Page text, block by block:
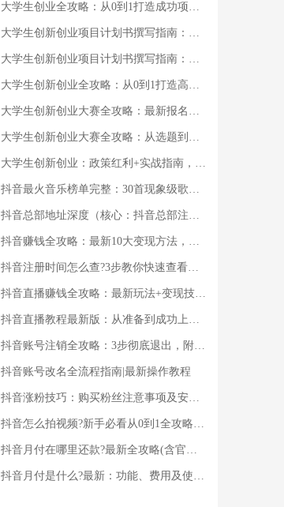
大学生创业全攻略：从0到1打造成功项目的7个步骤+政策补贴+真实案例
大学生创新创业项目计划书撰写指南：从选题到落地的全流程
大学生创新创业项目计划书撰写指南：从0到1保姆级教程及20个成功案例
大学生创新创业全攻略：从0到1打造高价值项目，手把手教你轻松拿奖和融资
大学生创新创业大赛全攻略：最新报名条件、比赛流程与获奖案例
大学生创新创业大赛全攻略：从选题到获奖的7个关键步骤
大学生创新创业：政策红利+实战指南，如何打造高价值创业项目
抖音最火音乐榜单完整：30首现象级歌曲及创作技巧
抖音总部地址深度（核心：抖音总部注册地址）
抖音赚钱全攻略：最新10大变现方法，手把手教你月入过万
抖音注册时间怎么查?3步教你快速查看账号创建时间(最新教程)
抖音直播赚钱全攻略：最新玩法+变现技巧(附案例分析)
抖音直播教程最新版：从准备到成功上播的完整步骤与技巧
抖音账号注销全攻略：3步彻底退出，附常见问题解答
抖音账号改名全流程指南|最新操作教程
抖音涨粉技巧：购买粉丝注意事项及安全有效的方法(附详细操作指南)
抖音怎么拍视频?新手必看从0到1全攻略(附设备清单+剪辑技巧)
抖音月付在哪里还款?最新全攻略(含官方指定渠道+常见问题解答)
抖音月付是什么?最新：功能、费用及使用技巧全指南